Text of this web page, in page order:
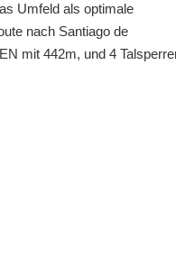
Umfeld als optimale
nach Santiago de
mit 442m, und 4